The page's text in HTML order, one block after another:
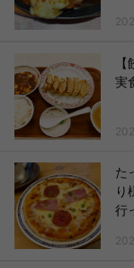
実
た
り
行